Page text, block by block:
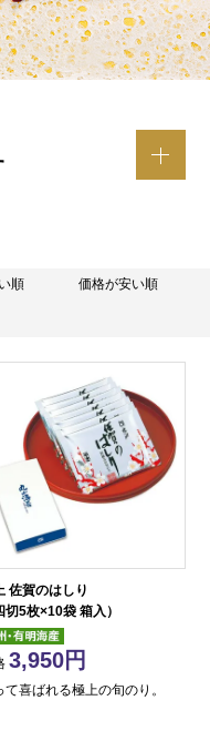
順 価格が安い順
佐賀のはしり
切5枚×10袋 箱入）
3,950
て喜ばれる極上の旬のり。